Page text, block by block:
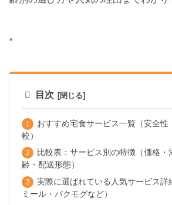
“
目次
おすすめ宅食サービス一覧（安全性
較）
比較表：サービス別の特徴（価格・
齢・配送形態）
実際に選ばれている人気サービス詳
ミール・パクモグなど）